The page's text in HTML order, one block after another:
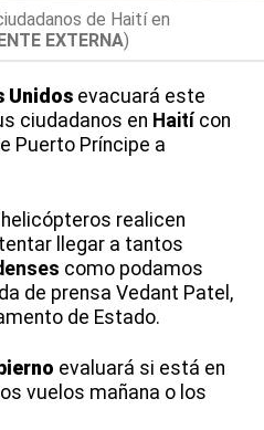
de Haití en
EXTERNA)
Unidos evacuará este
ciudadanos en Haití con
Puerto Príncipe a
realicen
llegar a tantos
como podamos
de prensa Vedant Patel,
de Estado.
evaluará si está en
vuelos mañana o los